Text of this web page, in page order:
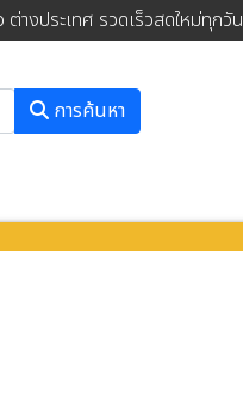
งประเทศ รวดเร็วสดใหม่ทุกวัน
การค้นหา